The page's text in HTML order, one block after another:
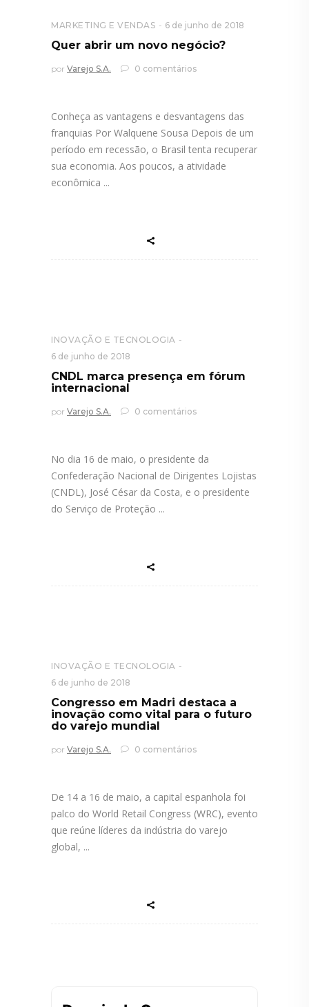
MARKETING E VENDAS 6 de junho de 2018
Quer abrir um novo negócio?
por Varejo S.A. 0 comentários
Conheça as vantagens e desvantagens das
franquias Por Walquene Sousa Depois de um
período em recessão, o Brasil tenta recuperar
sua economia. Aos poucos, a atividade
econômica
INOVAÇÃO E TECNOLOGIA
6 de junho de 2018
CNDL marca presença em fórum
internacional
por Varejo S.A. 0 comentários
No dia 16 de maio, o presidente da
Confederação Nacional de Dirigentes Lojistas
(CNDL), José César da Costa, e o presidente
do Serviço de Proteção
INOVAÇÃO E TECNOLOGIA
6 de junho de 2018
Congresso em Madri destaca a
inovação como vital para o futuro
do varejo mundial
por Varejo S.A. 0 comentários
De 14 a 16 de maio, a capital espanhola foi
palco do World Retail Congress (WRC), evento
que reúne líderes da indústria do varejo
global,